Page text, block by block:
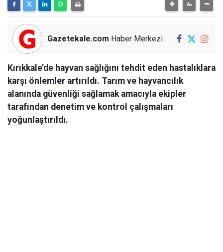
Gazetekale.com Haber Merkezi
Kırıkkale’de hayvan sağlığını tehdit eden hastalıklara
karşı önlemler artırıldı. Tarım ve hayvancılık
alanında güvenliği sağlamak amacıyla ekipler
tarafından denetim ve kontrol çalışmaları
yoğunlaştırıldı.